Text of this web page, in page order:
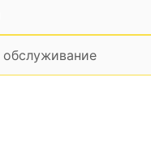
обслуживание